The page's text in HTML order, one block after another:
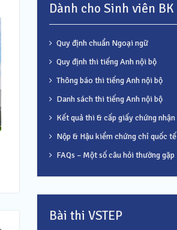
Dành cho Sinh viên BK
Quy định chuẩn Ngoại ngữ
Quy định thi tiếng Anh nội bộ
Thông báo thi tiếng Anh nội bộ
Danh sách thi tiếng Anh nội bộ
Kết quả thi & cấp giấy chứng nhận
Nộp & Hậu kiểm chứng chỉ quốc tế
FAQs – Một số câu hỏi thường gặp
Bài thi VSTEP